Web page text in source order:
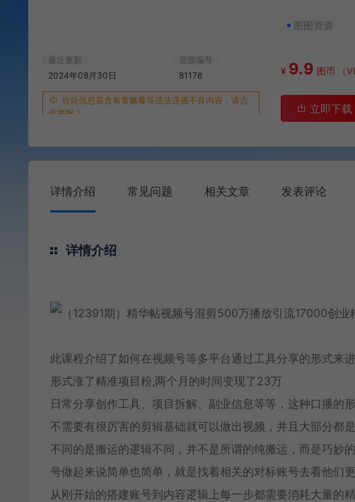
最近更新
2024年08月30日
资源编号
81178
当前信息若含有黄赌毒等违法违规不良内容，请点
此举报！
图图资源
¥ 9.9 图币 （
立即下载
详情介绍 常见问题 相关文章 发表评论
详情介绍
此课程介绍了如何在视频号等多平台通过工具分享的形式来
形式涨了精准项目粉,两个月的时间变现了23万
日常分享创作工具、项目拆解、副业信息等等，这种口播的
不需要有很厉害的剪辑基础就可以做出视频，并且大部分都
不同的是搬运的逻辑不同，并不是所谓的纯搬运，而是巧妙
号做起来说简单也简单，就是找着相关的对标账号去看他们
从刚开始的搭建账号到内容逻辑上每一步都需要消耗大量的